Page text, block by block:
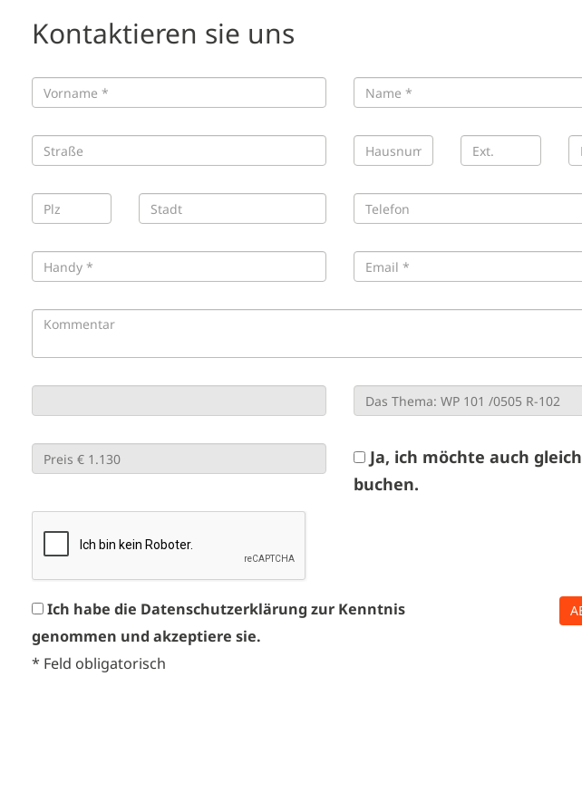
Kontaktieren sie uns
Ja, ich möchte auch gleich
buchen.
Ich habe die Datenschutzerklärung zur Kenntnis
genommen und akzeptiere sie.
* Feld obligatorisch